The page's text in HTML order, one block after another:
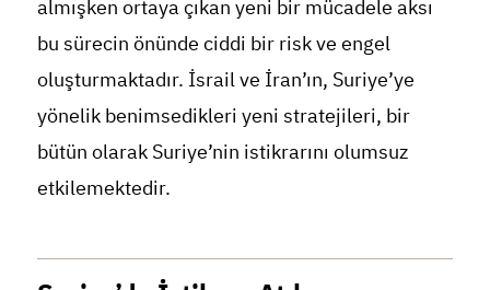
almışken ortaya çıkan yeni bir mücadele aksı
bu sürecin önünde ciddi bir risk ve engel
oluşturmaktadır. İsrail ve İran’ın, Suriye’ye
yönelik benimsedikleri yeni stratejileri, bir
bütün olarak Suriye’nin istikrarını olumsuz
etkilemektedir.